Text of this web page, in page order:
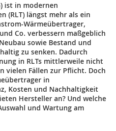
ist in modernen
(RLT) längst mehr als ein
Wärmeübertrager,
Co. verbessern maßgeblich
sowie Bestand und
zu senken. Dadurch
in RLTs mittlerweile nicht
vielen Fällen zur Pflicht. Doch
in
Kosten und Nachhaltigkeit
Hersteller an? Und welche
und Wartung am